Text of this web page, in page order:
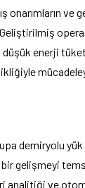
onarımların ve
düşük enerji
demiryolu yük
gelişmeyi
analitiği ve